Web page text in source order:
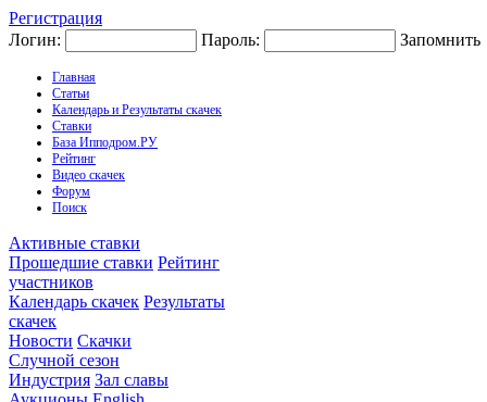
Регистрация
Логин:
Пароль: Запомнить
Главная
Статьи
Календарь и Результаты скачек
Ставки
База Ипподром.РУ
Рейтинг
Видео скачек
Форум
Поиск
Активные ставки
Прошедшие ставки Рейтинг
участников
Календарь скачек Результаты
скачек
Новости Скачки
Случной сезон
Индустрия Зал славы